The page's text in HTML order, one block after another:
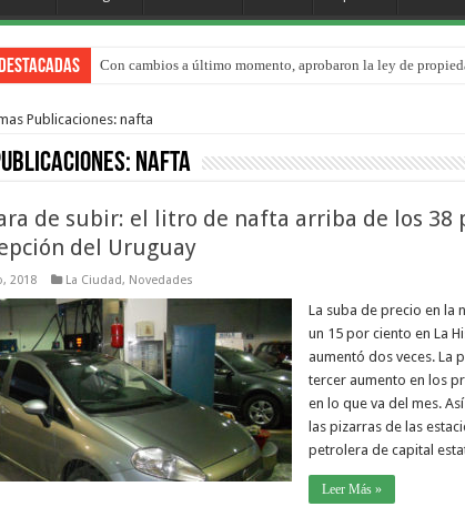
Con cambios a último momento, aprobaron la ley de
Del viernes 7 al domingo 9 de agosto: la agenda ¿A dónde ir?
Publicaciones: nafta
nafta
de subir: el litro de nafta arriba de los 38
del Uruguay
2018 La Ciudad, Novedades
La suba de precio en la
un 15 por ciento en La
aumentó dos veces. La
tercer aumento en los
en lo que va del mes.
las pizarras de las
petrolera de capital
Leer Más »